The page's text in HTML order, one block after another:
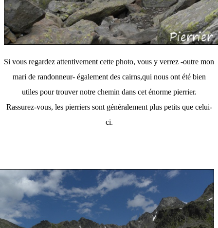
Si vous regardez attentivement cette photo, vous y verrez -outre mon
mari de randonneur- également des cairns,qui nous ont été bien
utiles pour trouver notre chemin dans cet énorme pierrier.
Rassurez-vous, les pierriers sont généralement plus petits que celui-
ci.